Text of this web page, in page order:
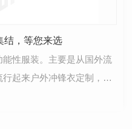
结，等您来选
性服装。主要是从国外流
起来户外冲锋衣定制，主
都户外登山协会在我…